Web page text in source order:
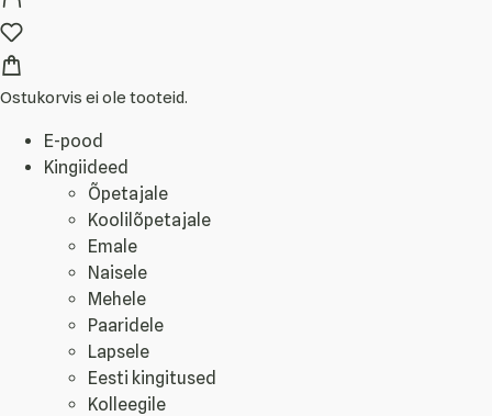
Ostukorvis ei ole tooteid.
E-pood
Kingiideed
Õpetajale
Koolilõpetajale
Emale
Naisele
Mehele
Paaridele
Lapsele
Eesti kingitused
Kolleegile